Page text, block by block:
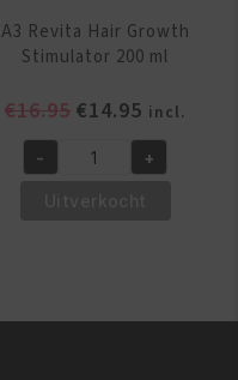
A3 Revita Hair Growth
Stimulator 200 ml
€16.95
was:
€14.95 Huidige
prijs
is:
incl.
A3
- +